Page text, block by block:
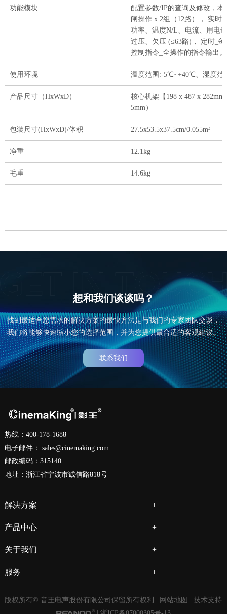
功能模块
配置参数/IP的查询及修改，
闸操作 x 2组（12路）， 实时
功率、温度N/L、电流、用电
过压、欠压 (≤63路)， 定时_
控制指令_全操作的指令输出。
使用环境 温度范围:-5℃~+40℃、湿度范
产品尺寸（HxWxD）
核心机架【198 x 487 x
5mm）
包装尺寸(HxWxD)/体积 27.5x53.5x37.5cm/0.055m³
净重 12.1kg
毛重 14.6kg
想和我们谈谈吗？
找到最适合您需求的解决方案的最快方法是与我们的专家团队交谈，
我们将能够快速缩小您的选择范围，并为您提供最合适的客观建议。
联系我们
热线：400-178-1688
电子邮件： sales@cinemaking.com
邮政编码：315140
地址：浙江省宁波市诚信路818号
解决方案
产品中心
关于我们
服务
版权所有© 音王电声股份有限公司保留所有权利 | 网站地图
| 技术支持